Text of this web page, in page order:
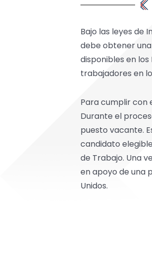
Bajo las leyes de
debe obtener
disponibles en
trabajadores en
Para cumplir con
Durante el
puesto vacante.
candidato
de Trabajo. Una
en apoyo de una
Unidos.